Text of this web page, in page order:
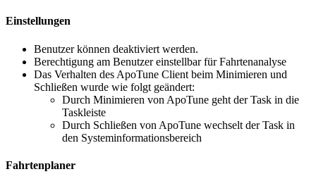
Einstellungen
Benutzer können deaktiviert werden.
Berechtigung am Benutzer einstellbar für Fahrtenanalyse
Das Verhalten des ApoTune Client beim Minimieren und
Schließen wurde wie folgt geändert:
Durch Minimieren von ApoTune geht der Task in die
Taskleiste
Durch Schließen von ApoTune wechselt der Task in
den Systeminformationsbereich
Fahrtenplaner